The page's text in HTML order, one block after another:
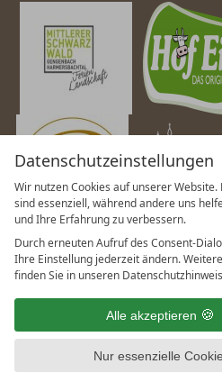
Datenschutzeinstellungen
Wir nutzen Cookies auf unserer Website.
sind essenziell, während andere uns
und Ihre Erfahrung zu verbessern.
Durch erneuten Aufruf des Consent-
Ihre Einstellung jederzeit ändern.
finden Sie in unseren
Alle akzeptieren
Nur essenzielle